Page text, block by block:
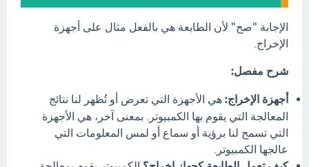
الإجابة "صح" لأن الطابعة هي بالفعل مثال على أجهزة
الإخراج.
شرح مفصل:
أجهزة الإخراج: هي الأجهزة التي تعرض أو تُظهر لنا نتائج
المعالجة التي يقوم بها الكمبيوتر. بمعنى آخر، هي الأجهزة
التي تسمح لنا برؤية أو سماع أو لمس المعلومات التي
عالجها الكمبيوتر.